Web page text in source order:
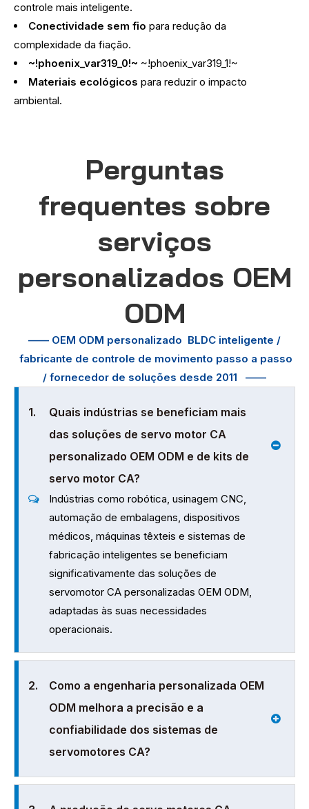
controle mais inteligente.
Conectividade sem fio para redução da
complexidade da fiação.
~!phoenix_var319_0!~ ~!phoenix_var319_1!~
Materiais ecológicos para reduzir o impacto
ambiental.
Perguntas
frequentes sobre
serviços
personalizados OEM
ODM
—— OEM ODM personalizado BLDC inteligente /
fabricante de controle de movimento passo a passo
/ fornecedor de soluções desde 2011
——
1.
Quais indústrias se beneficiam mais
das soluções de servo motor CA
personalizado OEM ODM e de kits de
servo motor CA?
Indústrias como robótica, usinagem CNC,
automação de embalagens, dispositivos
médicos, máquinas têxteis e sistemas de
fabricação inteligentes se beneficiam
significativamente das soluções de
servomotor CA personalizadas OEM ODM,
adaptadas às suas necessidades
operacionais.
2.
Como a engenharia personalizada OEM
ODM melhora a precisão e a
confiabilidade dos sistemas de
servomotores CA?